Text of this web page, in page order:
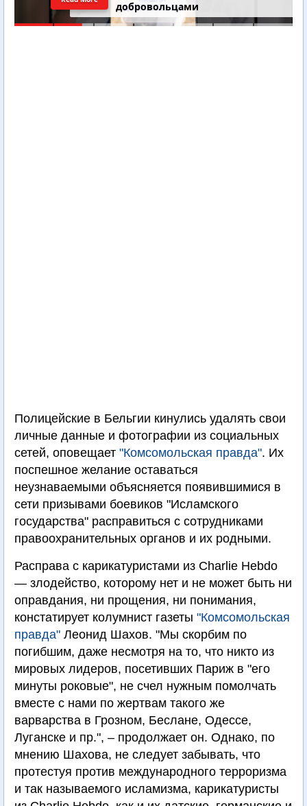
добровольцами
Полицейские в Бельгии кинулись удалять свои
личные данные и фотографии из социальных
сетей, оповещает "Комсомольская правда". Их
поспешное желание оставаться
неузнаваемыми объясняется появившимися в
сети призывами боевиков "Исламского
государства" расправиться с сотрудниками
правоохранительных органов и их родными.
Расправа с карикатуристами из Charlie Hebdo
— злодейство, которому нет и не может быть ни
оправдания, ни прощения, ни понимания,
констатирует колумнист газеты "Комсомольская
правда" Леонид Шахов. "Мы скорбим по
погибшим, даже несмотря на то, что никто из
мировых лидеров, посетивших Париж в "его
минуты роковые", не счел нужным помолчать
вместе с нами по жертвам такого же
варварства в Грозном, Беслане, Одессе,
Луганске и пр.", – продолжает он. Однако, по
мнению Шахова, не следует забывать, что
протестуя против международного терроризма
и так называемого исламизма, карикатуристы